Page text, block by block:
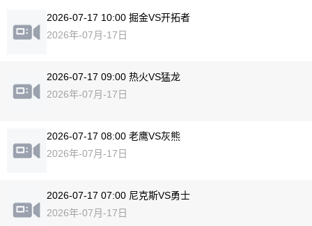
2026-07-17 10:00 掘金VS开拓者
2026年-07月-17日
2026-07-17 09:00 热火VS猛龙
2026年-07月-17日
2026-07-17 08:00 老鹰VS灰熊
2026年-07月-17日
2026-07-17 07:00 尼克斯VS勇士
2026年-07月-17日